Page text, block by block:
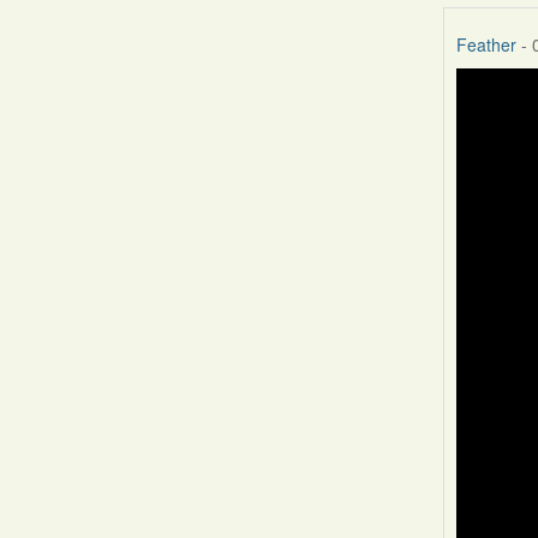
Feather -